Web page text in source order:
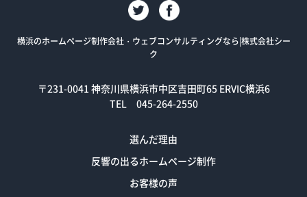
横浜のホームページ制作会社・ウェブコンサルティングなら|株式会社シー
ク
〒231-0041 神奈川県横浜市中区吉田町65 ERVIC横浜6
TEL 045-264-2550
選んだ理由
反響の出るホームページ制作
お客様の声